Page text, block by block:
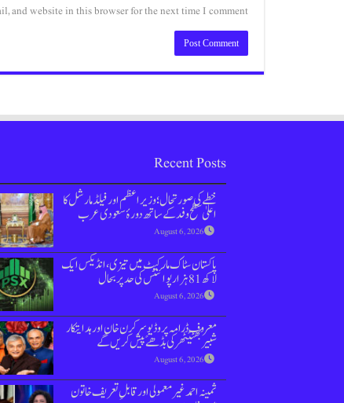
and website in this browser for the next time I comment.
Recent Posts
خطے کی صورتحال؛ وزیراعظم اور فیلڈ مارشل کا
اعلیٰ سطح وفد کے ساتھ دورۂ سعودی عرب
August 6, 2026
پاکستان سٹاک مارکیٹ میں تیزی،انڈیکس ایک
لاکھ 81 ہزار پوائنٹس کی حد پر بحال
August 6, 2026
معروف ڈرامہ پروڈیوسر کرن خان اور ہدایتکار
شبیر بھٹیًٹھرکی بڈھےًپیش کریں گے
August 6, 2026
ثمینہ احمد غیر معمولی اور قابلِ تعریف خاتون